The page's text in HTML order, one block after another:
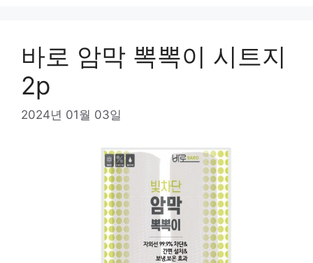
바로 암막 뽁뽁이 시트지
2p
2024년 01월 03일